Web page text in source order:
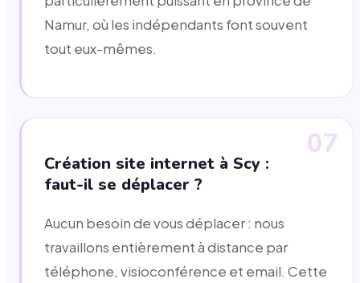
Namur, où les indépendants font souvent
tout eux-mêmes.
07
Création site internet à Scy :
faut-il se déplacer ?
Aucun besoin de vous déplacer : nous
travaillons entièrement à distance par
téléphone, visioconférence et email. Cette